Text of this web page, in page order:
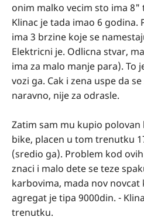
onim malko vecim sto ima 8"
Klinac je tada imao 6 godina.
ima 3 brzine koje se
Elektricni je. Odlicna stvar,
ima za malo manje para). To
vozi ga. Cak i zena uspe da
naravno, nije za odrasle.
Zatim sam mu kupio
bike, placen u tom trenutku
(sredio ga). Problem kod
znaci i malo dete se teze
karbovima, mada nov novcat
agregat je tipa 9000din. -
trenutku.